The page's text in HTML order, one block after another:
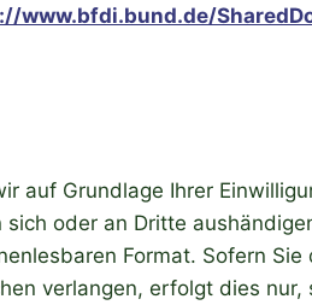
auf Grundlage Ihrer
oder an Dritte
Format. Sofern
verlangen, erfolgt dies nur,